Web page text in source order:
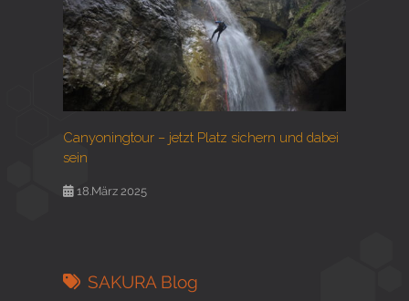
Canyoningtour – jetzt Platz sichern und dabei
sein
18.März 2025
SAKURA Blog